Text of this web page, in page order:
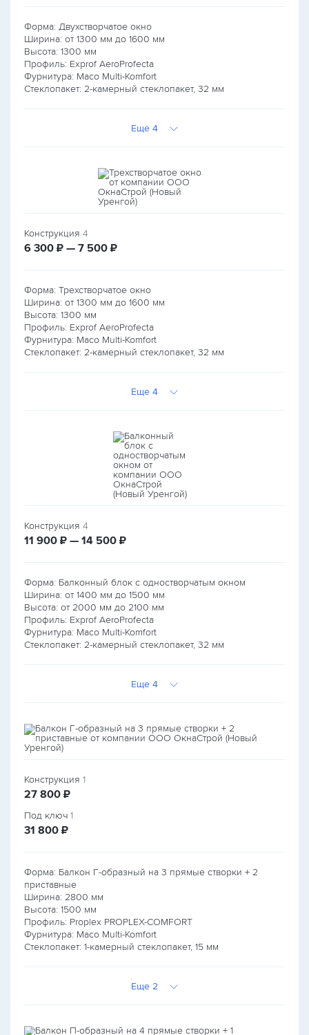
Форма: Двухстворчатое окно
Ширина: от 1300 мм до 1600 мм
Высота: 1300 мм
Профиль: Exprof AeroProfecta
Фурнитура: Maco Multi-Komfort
Стеклопакет: 2-камерный стеклопакет, 32 мм
Еще 4
Конструкция 4
6 300 руб.
₽ — 7 500 руб.
₽
Форма: Трехстворчатое окно
Ширина: от 1300 мм до 1600 мм
Высота: 1300 мм
Профиль: Exprof AeroProfecta
Фурнитура: Maco Multi-Komfort
Стеклопакет: 2-камерный стеклопакет, 32 мм
Еще 4
Конструкция 4
11 900 руб.
₽ — 14 500 руб.
₽
Форма: Балконный блок с одностворчатым окном
Ширина: от 1400 мм до 1500 мм
Высота: от 2000 мм до 2100 мм
Профиль: Exprof AeroProfecta
Фурнитура: Maco Multi-Komfort
Стеклопакет: 2-камерный стеклопакет, 32 мм
Еще 4
Конструкция 1
27 800 руб.
₽
Под ключ 1
31 800 руб.
₽
Форма: Балкон Г-образный на 3 прямые створки + 2
приставные
Ширина: 2800 мм
Высота: 1500 мм
Профиль: Proplex PROPLEX-COMFORT
Фурнитура: Maco Multi-Komfort
Стеклопакет: 1-камерный стеклопакет, 15 мм
Еще 2